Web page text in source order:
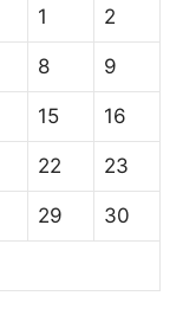
1 2
8 9
15 16
22 23
29 30